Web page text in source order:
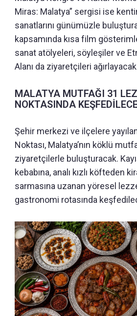
Miras: Malatya” sergisi ise
sanatlarını günümüzle
kapsamında kısa film
sanat atölyeleri, söyleşiler ve
Alanı da ziyaretçileri
MALATYA MUTFAĞI 31
NOKTASINDA
Şehir merkezi ve ilçelere
Noktası, Malatya’nın köklü
ziyaretçilerle buluşturacak.
kebabına, analı kızlı köfteden
sarmasına uzanan yöresel
gastronomi rotasında